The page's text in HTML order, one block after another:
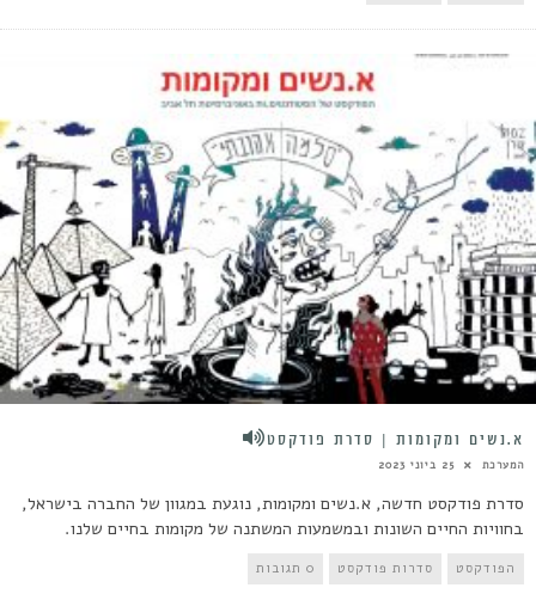
א.נשים ומקומות | סדרת פודקסט
המערכת 25 ביוני 2023
סדרת פודקסט חדשה, א.נשים ומקומות, נוגעת במגוון של החברה בישראל,
בחוויות החיים השונות ובמשמעות המשתנה של מקומות בחיים שלנו.
הפודקסט סדרות פודקסט 0 תגובות